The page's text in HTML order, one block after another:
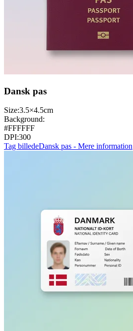
Dansk pas
Size:3.5×4.5cm
Background:
#FFFFFF
DPI:300
Tag billedeDansk pas - Mere information